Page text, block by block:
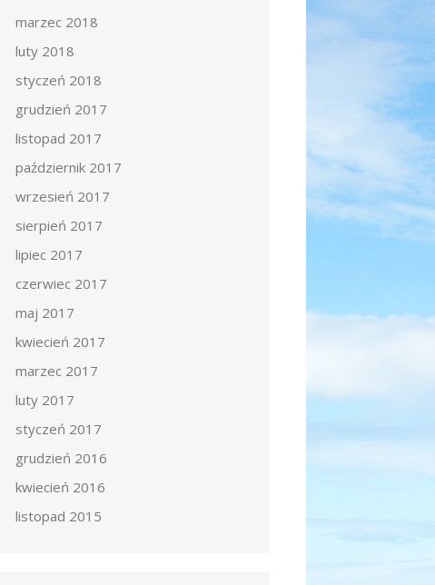
marzec 2018
luty 2018
styczeń 2018
grudzień 2017
listopad 2017
październik 2017
wrzesień 2017
sierpień 2017
lipiec 2017
czerwiec 2017
maj 2017
kwiecień 2017
marzec 2017
luty 2017
styczeń 2017
grudzień 2016
kwiecień 2016
listopad 2015